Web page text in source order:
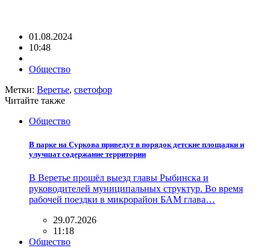
01.08.2024
10:48
Общество
Метки: Веретье, светофор
Читайте также
Общество
В парке на Суркова приведут в порядок детские площадки и
улучшат содержание территории
В Веретье прошёл выезд главы Рыбинска и
руководителей муниципальных структур. Во время
рабочей поездки в микрорайон БАМ глава…
29.07.2026
11:18
Общество